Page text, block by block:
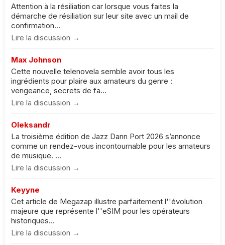
Attention à la résiliation car lorsque vous faites la
démarche de résiliation sur leur site avec un mail de
confirmation...
Lire la discussion →
Max Johnson
Cette nouvelle telenovela semble avoir tous les
ingrédients pour plaire aux amateurs du genre :
vengeance, secrets de fa...
Lire la discussion →
Oleksandr
La troisième édition de Jazz Dann Port 2026 s’annonce
comme un rendez-vous incontournable pour les amateurs
de musique. ...
Lire la discussion →
Keyyne
Cet article de Megazap illustre parfaitement l''évolution
majeure que représente l''eSIM pour les opérateurs
historiques...
Lire la discussion →